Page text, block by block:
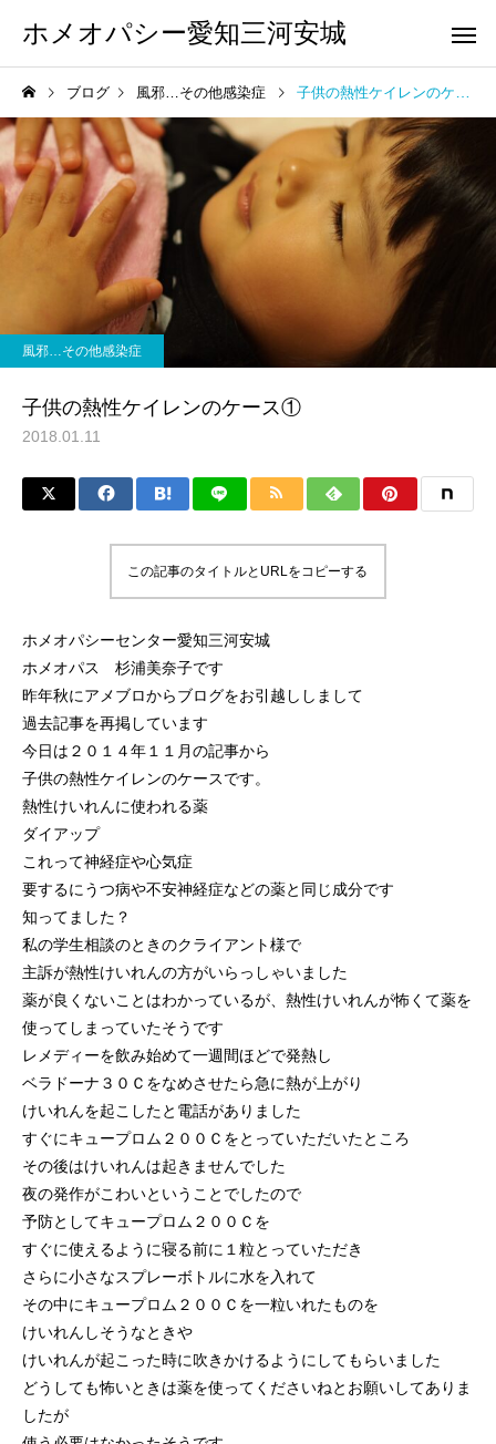
ホメオパシー愛知三河安城
ホメオパシー
夏休み…疲れ切っているお
母さんへ
ホメオパシー
菌だけでは説明できな
がある～同じ環境で感
ブログ 風邪…その他感染症 子供の熱性ケイレンのケース①
風邪…その他感染症
子供の熱性ケイレンのケース①
2018.01.11
この記事のタイトルとURLをコピーする
ホメオパシーセンター愛知三河安城
ホメオパス 杉浦美奈子です
昨年秋にアメブロからブログをお引越ししまして
過去記事を再掲しています
今日は２０１４年１１月の記事から
子供の熱性ケイレンのケースです。
熱性けいれんに使われる薬
ダイアップ
これって神経症や心気症
要するにうつ病や不安神経症などの薬と同じ成分です
知ってました？
私の学生相談のときのクライアント様で
主訴が熱性けいれんの方がいらっしゃいました
薬が良くないことはわかっているが、熱性けいれんが怖くて薬を
使ってしまっていたそうです
レメディーを飲み始めて一週間ほどで発熱し
ベラドーナ３０Ｃをなめさせたら急に熱が上がり
けいれんを起こしたと電話がありました
すぐにキュープロム２００Ｃをとっていただいたところ
その後はけいれんは起きませんでした
夜の発作がこわいということでしたので
予防としてキュープロム２００Ｃを
すぐに使えるように寝る前に１粒とっていただき
さらに小さなスプレーボトルに水を入れて
その中にキュープロム２００Ｃを一粒いれたものを
けいれんしそうなときや
けいれんが起こった時に吹きかけるようにしてもらいました
どうしても怖いときは薬を使ってくださいねとお願いしてありま
したが